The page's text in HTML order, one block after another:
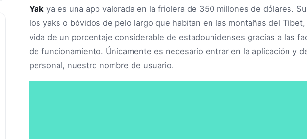
Yak ya es una app valorada en la friolera de 350 millones de dólares.
los yaks o bóvidos de pelo largo que habitan en las montañas del
vida de un porcentaje considerable de estadounidenses gracias a las
de funcionamiento. Únicamente es necesario entrar en la aplicación y
personal, nuestro nombre de usuario.